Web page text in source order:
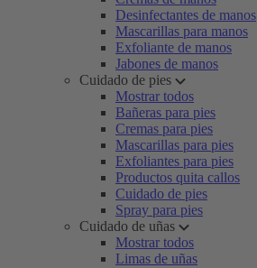
Desinfectantes de manos
Mascarillas para manos
Exfoliante de manos
Jabones de manos
Cuidado de pies
Mostrar todos
Bañeras para pies
Cremas para pies
Mascarillas para pies
Exfoliantes para pies
Productos quita callos
Cuidado de pies
Spray para pies
Cuidado de uñas
Mostrar todos
Limas de uñas